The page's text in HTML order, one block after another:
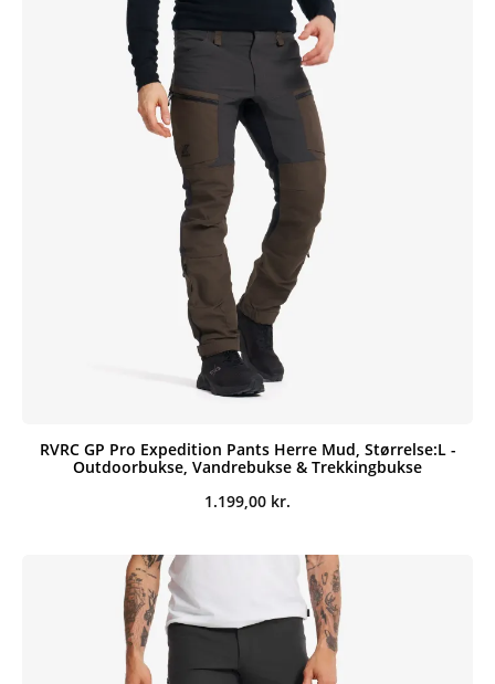
RVRC GP Pro Expedition Pants Herre Mud, Størrelse:L -
Outdoorbukse, Vandrebukse & Trekkingbukse
1.199,00 kr.